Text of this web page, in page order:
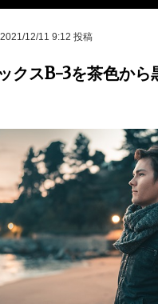
2021/12/11 9:12 投稿
クスB-3を茶色から